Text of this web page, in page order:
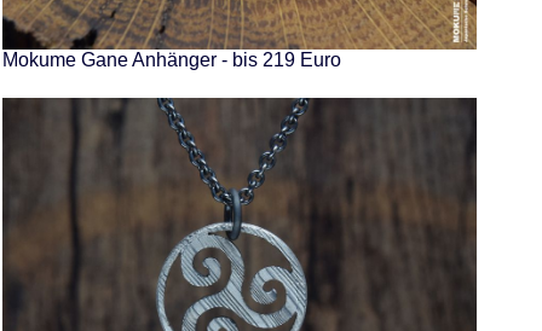
Mokume Gane Anhänger - bis 219 Euro